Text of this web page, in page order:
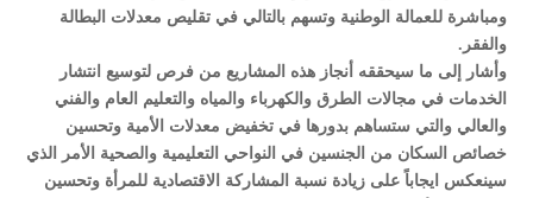
ومباشرة للعمالة الوطنية وتسهم بالتالي في تقليص معدلات البطالة
والفقر.
وأشار إلى ما سيحققه أنجاز هذه المشاريع من فرص لتوسيع انتشار
الخدمات في مجالات الطرق والكهرباء والمياه والتعليم العام والفني
والعالي والتي ستساهم بدورها في تخفيض معدلات الأمية وتحسين
خصائص السكان من الجنسين في النواحي التعليمية والصحية الأمر الذي
سينعكس ايجاباً على زيادة نسبة المشاركة الاقتصادية للمرأة وتحسين